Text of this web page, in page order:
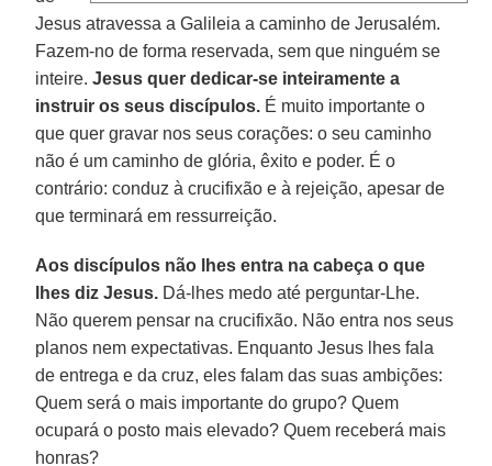
Jesus atravessa a Galileia a caminho de Jerusalém.
Fazem-no de forma reservada, sem que ninguém se
inteire.Jesus quer dedicar-se inteiramente a
instruir os seus discípulos. É muito importante o
que quer gravar nos seus corações: o seu caminho
não é um caminho de glória, êxito e poder. É o
contrário: conduz à crucifixão e à rejeição, apesar de
que terminará em ressurreição.
Aos discípulos não lhes entra na cabeça o que
lhes diz Jesus. Dá-lhes medo até perguntar-Lhe.
Não querem pensar na crucifixão. Não entra nos seus
planos nem expectativas. Enquanto Jesus lhes fala
de entrega e da cruz, eles falam das suas ambições:
Quem será o mais importante do grupo? Quem
ocupará o posto mais elevado? Quem receberá mais
honras?